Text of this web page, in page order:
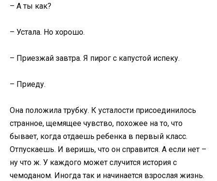
– А ты как?
– Устала. Но хорошо.
– Приезжай завтра. Я пирог с капустой испеку.
– Приеду.
Она положила трубку. К усталости присоединилось
странное, щемящее чувство, похожее на то, что
бывает, когда отдаешь ребенка в первый класс.
Отпускаешь. И веришь, что он справится. А если нет –
ну что ж. У каждого может случится история с
чемоданом. Иногда так и начинается взрослая жизнь.